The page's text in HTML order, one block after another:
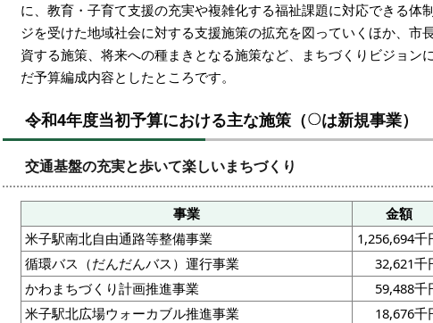
に、教育・子育て支援の充実や複雑化する福祉課題に対応できる体
ジを受けた地域社会に対する支援施策の拡充を図っていくほか、市
資する施策、将来への種まきとなる施策など、まちづくりビジョン
だ予算編成内容としたところです。
令和4年度当初予算における主な施策（ は新規事業）
交通基盤の充実と歩いて楽しいまちづくり
事業
金額
米子駅南北自由通路等整備事業
1,256,694千
循環バス（だんだんバス）運行事業
32,621千
かわまちづくり計画推進事業
59,488千
米子駅北広場ウォーカブル推進事業
18,676千